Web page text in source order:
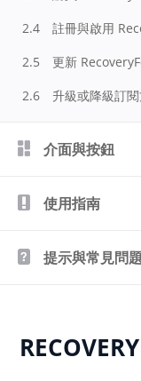
2.4
註冊與啟用
2.5
更新
2.6
升級或降級訂
介面與按鈕
使用指南
提示與常見問題